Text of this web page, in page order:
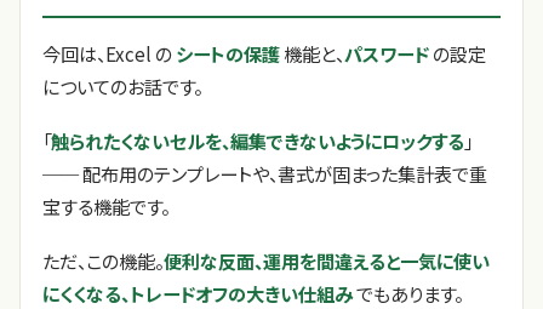
今回は、Excel のシートの保護機能と、パスワードの設定
についてのお話です。
「触られたくないセルを、編集できないようにロックする 」
── 配布用のテンプレートや、書式が固まった集計表で重
宝する機能です。
ただ、この機能。便利な反面、運用を間違えると一気に使い
にくくなる、トレードオフの大きい仕組みでもあります。